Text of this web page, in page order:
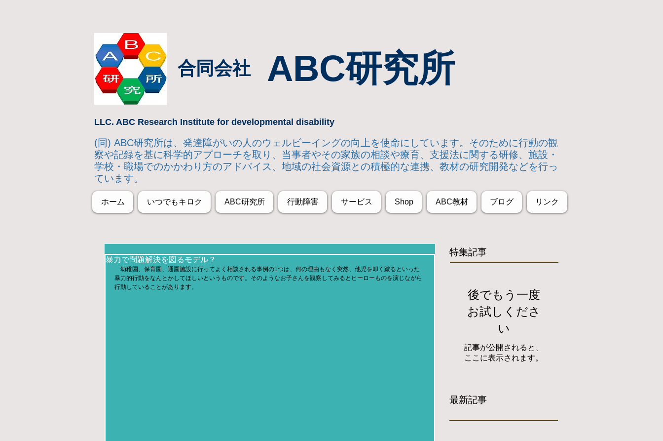
合同会社 ABC研究所
LLC. ABC Research Institute for developmental disability
(同) ABC研究所は、発達障がいの人のウェルビーイングの向上を使命にしています。そのために行動の観
察や記録を基に科学的アプローチを取り 、当事者やその家族の相談や療育、支援法に関する研修、施設・
学校・職場でのかかわり方のアドバイス、地域の社会資源との積極的な連携、教材の研究開発などを行っ
ています。
ホーム いつでもキロク ABC研究所 行動障害 サービス Shop ABC教材 ブログ リンク
暴力で問題解決を図るモデル？
幼稚園、保育園、通園施設に行ってよく相談される事例の1つは、何の理由もなく突然、他児を叩く蹴るといった
暴力的行動をなんとかしてほしいというものです。そのようなお子さんを観察してみるとヒーローものを演じながら
行動していることがあります。
特集記事
後でもう一度
お試しくださ
い
記事が公開されると、
ここに表示されます。
最新記事